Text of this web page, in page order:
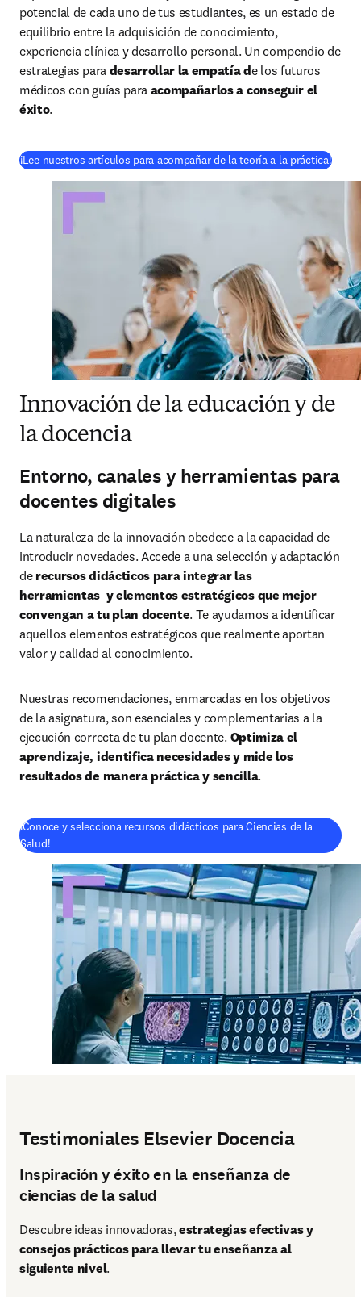
potencial de cada uno de tus estudiantes, es un estado de
equilibrio entre la adquisición de conocimiento,
experiencia clínica y desarrollo personal. Un compendio de
estrategias para desarrollar la empatía de los futuros
médicos con guías para acompañarlos a conseguir el
éxito.
¡Lee nuestros artículos para acompañar de la teoría a la práctica!
Innovación de la educación y de
la docencia
Entorno, canales y herramientas para
docentes digitales
La naturaleza de la innovación obedece a la capacidad de
introducir novedades. Accede a una selección y adaptación
de recursos didácticos para integrar las
herramientas  y elementos estratégicos que mejor
convengan a tu plan docente. Te ayudamos a identificar
aquellos elementos estratégicos que realmente aportan
valor y calidad al conocimiento.
Nuestras recomendaciones, enmarcadas en los objetivos
de la asignatura, son esenciales y complementarias a la
ejecución correcta de tu plan docente. Optimiza el
aprendizaje, identifica necesidades y mide los
resultados de manera práctica y sencilla.
¡Conoce y selecciona recursos didácticos para Ciencias de la
Salud!
Testimoniales Elsevier Docencia
Inspiración y éxito en la enseñanza de
ciencias de la salud
Descubre ideas innovadoras, estrategias efectivas y
consejos prácticos para llevar tu enseñanza al
siguiente nivel.